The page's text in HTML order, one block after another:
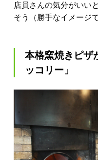
店員さんの気分がいい
そう（勝手なイメージ
本格窯焼きピザ
ッコリー」